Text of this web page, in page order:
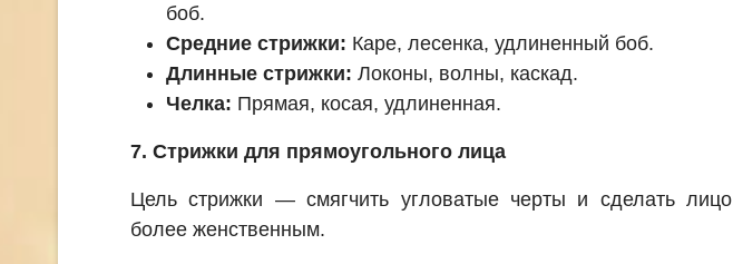
боб.
Средние стрижки: Каре, лесенка, удлиненный боб.
Длинные стрижки: Локоны, волны, каскад.
Челка: Прямая, косая, удлиненная.
7. Стрижки для прямоугольного лица
Цель стрижки — смягчить угловатые черты и сделать лицо
более женственным.